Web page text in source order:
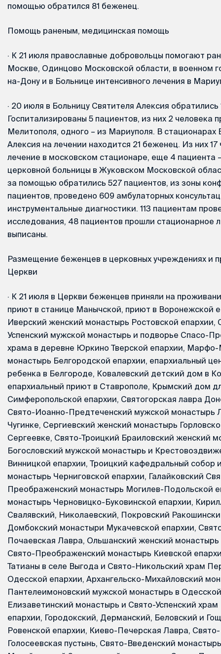
помощью обратился 81 беженец.
Помощь раненым, медицинская помощь
· К 21 июля православные добровольцы помогают
Москве, Одинцово Московской области, в военном
на-Дону и в Больнице интенсивного лечения в
· 20 июля в Больницу Святителя Алексия
Госпитализированы 5 пациентов, из них 2 человека
Мелитополя, одного – из Мариуполя. В стационарах
Алексия на лечении находится 21 беженец. Из них 17
лечение в московском стационаре, еще 4 пациента
церковной больницы в Жуковском Московской
за помощью обратились 527 пациентов, из зоны
пациентов, проведено 609 амбулаторных
инструментальные диагностики. 113 пациентам
исследования, 48 пациентов прошли стационарное
выписаны.
Размещение беженцев в церковных учреждениях и
Церкви
· К 21 июля в Церкви беженцев приняли на
приют в станице Манычской, приют в Воронежской
Иверский женский монастырь Ростовской епархии,
Успенский мужской монастырь и подворье Спасо-
храма в деревне Юркино Тверской епархии,
монастырь Белгородской епархии, епархиальный
ребенка в Белгороде, Ковалевский детский дом в
епархиальный приют в Ставрополе, Крымский дом
Симферопольской епархии, Святогорская лавра
Свято-Иоанно-Предтеченский мужской монастырь
Чугинке, Сергиевский женский монастырь
Сергеевке, Свято-Троицкий Браиловский женский
Богословский мужской монастырь и
Винницкой епархии, Троицкий кафедральный собор
монастырь Черниговской епархии, Галайковский
Преображенский монастырь Могилев-Подольской
монастырь Черновицко-Буковинской епархии,
Свалявский, Николаевский, Покровский
Домбокский монастыри Мукачевской епархии,
Почаевская Лавра, Ольшанский женский
Свято-Преображенский монастырь Киевской
Татианы в селе Выгода и Свято-Никольский храм
Одесской епархии, Архангельско-Михайловский
Пантелеимоновский мужской монастырь в
Елизаветинский монастырь и Свято-Успенский
епархии, Городокский, Дерманский, Беловский и
Ровенской епархии, Киево-Печерская Лавра,
Голосеевская пустынь, Свято-Введенский